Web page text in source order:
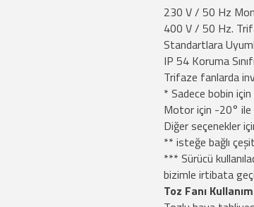
230 V / 50 Hz
400 V / 50 Hz.
Standartlara
IP 54 Koruma
Trifaze fanlarda
* Sadece bobin için
Motor için -20° ile
Diğer seçenekler
** isteğe bağlı
*** Sürücü
bizimle irtibata
Toz Fanı